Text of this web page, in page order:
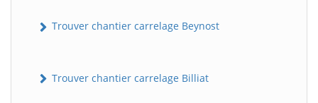
Trouver chantier carrelage Beynost
Trouver chantier carrelage Billiat